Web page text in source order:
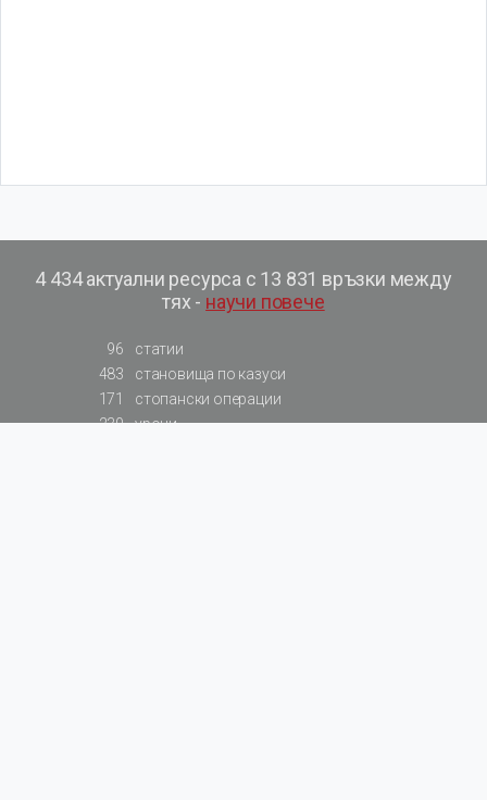
4 434 актуални ресурса с 13 831 връзки между
тях - научи повече
96
статии
483
становища по казуси
171
стопански операции
230
уроци